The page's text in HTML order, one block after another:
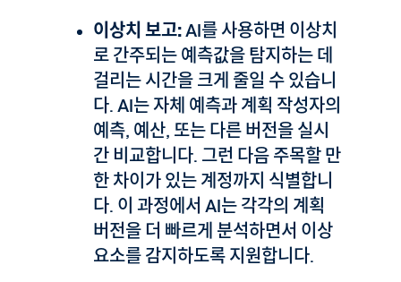
이상치 보고:AI를 사용하면 이상치
로 간주되는 예측값을 탐지하는 데
걸리는 시간을 크게 줄일 수 있습니
다. AI는 자체 예측과 계획 작성자의
예측, 예산, 또는 다른 버전을 실시
간 비교합니다. 그런 다음 주목할 만
한 차이가 있는 계정까지 식별합니
다. 이 과정에서 AI는 각각의 계획
버전을 더 빠르게 분석하면서 이상
요소를 감지하도록 지원합니다.